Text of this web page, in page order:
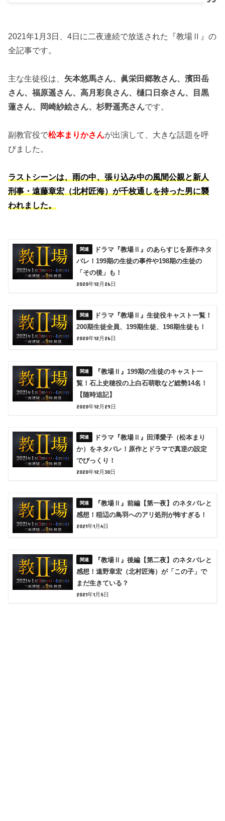
2021年1月3日、4日に二夜連続で放送された『教場Ⅱ』の
全記事です。
主な生徒役は、 矢本悠馬さん、眞栄田郷敦さん、濱田岳
さん、福原遥さん、高月彩良さん、樋口日奈さん、目黒
蓮さん、岡崎紗絵さん、杉野遥亮さんです。
副教官役で松本まりかさんが出演して、大きな話題を呼
びました。
ラストシーンは、雨の中、張り込み中の風間公親と新人
刑事・遠藤章宏（北村匠海）が千枚通しを持った男に襲
われました。
ドラマ『教場Ⅱ』のあらすじを原作ネタ
バレ！199期の生徒の事件や198期の生徒の
「その後」も！
2020年12月26日
ドラマ『教場Ⅱ』生徒役キャスト一覧！
200期生徒全員、199期生徒、198期生徒も！
2020年12月26日
『教場Ⅱ』199期の生徒のキャスト一
覧！石上史穂役の上白石萌歌など総勢14名！
【随時追記】
2020年12月29日
ドラマ『教場Ⅱ』田澤愛子（松本まり
か）をネタバレ！原作とドラマで真逆の設定
でびっくり！
2020年12月30日
『教場Ⅱ』前編【第一夜】のネタバレと
感想！稲辺の鳥羽へのアリ処刑が怖すぎる！
2021年1月4日
『教場Ⅱ』後編【第二夜】のネタバレと
感想！遠野章宏（北村匠海）が「この子」で
まだ生きている？
2021年1月5日